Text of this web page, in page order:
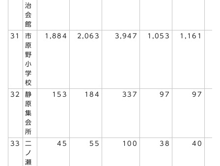
治
会
館
31
市
原
野
小
学
校
1,884 2,063 3,947 1,053 1,161
32
静
原
集
会
所
153 184 337 97 97
33
二
ノ
瀬
45 55 100 38 40